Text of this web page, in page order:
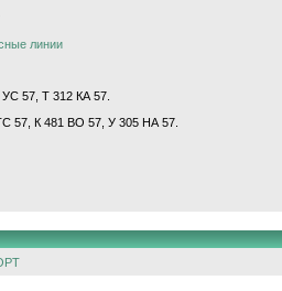
линии
57, Т 312 КА 57.
57, К 481 ВО 57, У 305 НА 57.